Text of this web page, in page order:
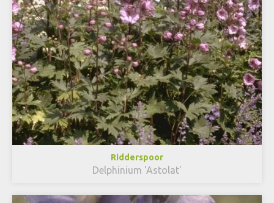
Ridderspoor
Delphinium 'Astolat'